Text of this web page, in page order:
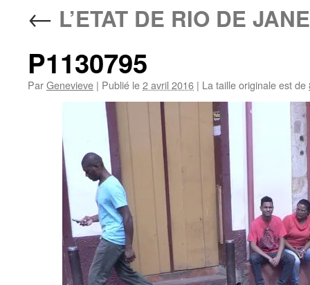
← L’ETAT DE RIO DE
P1130795
ParGenevieve | Publié le2 avril 2016 | La taille originale est de